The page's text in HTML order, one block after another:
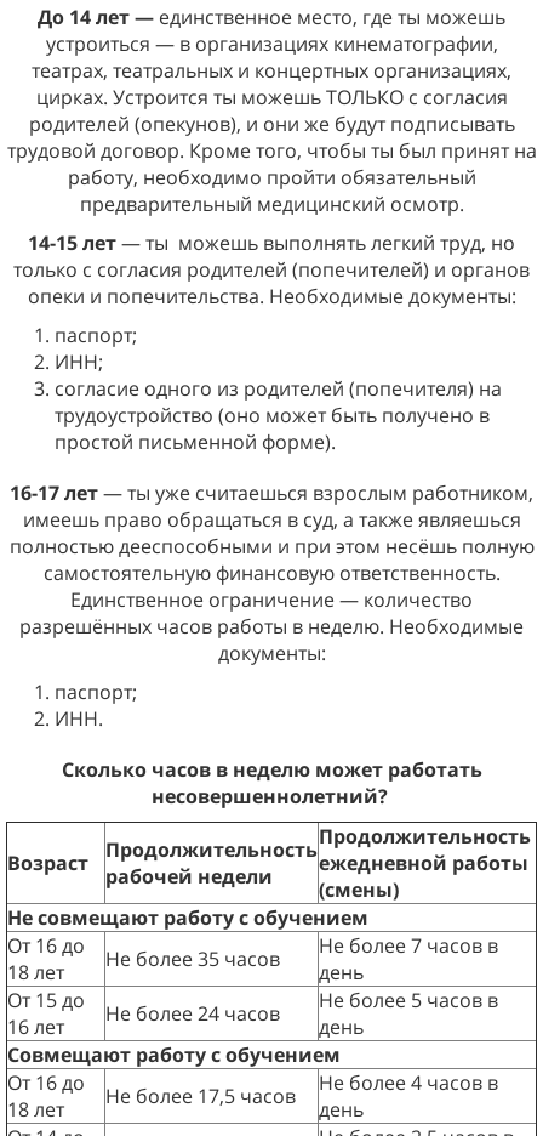
До 14 лет — единственное место, где ты можешь
устроиться — в организациях кинематографии,
театрах, театральных и концертных организациях,
цирках. Устроится ты можешь ТОЛЬКО с согласия
родителей (опекунов), и они же будут подписывать
трудовой договор. Кроме того, чтобы ты был принят на
работу, необходимо пройти обязательный
предварительный медицинский осмотр.
14-15 лет— ты можешь выполнять легкий труд, но
только с согласия родителей (попечителей) и органов
опеки и попечительства. Необходимые документы:
паспорт;
ИНН;
согласие одного из родителей (попечителя) на
трудоустройство (оно может быть получено в
простой письменной форме).
16-17 лет— ты уже считаешься взрослым работником,
имеешь право обращаться в суд, а также являешься
полностью дееспособными и при этом несёшь полную
самостоятельную финансовую ответственность.
Единственное ограничение — количество
разрешённых часов работы в неделю. Необходимые
документы:
паспорт;
ИНН.
Сколько часов в неделю может работать
несовершеннолетний?
Возраст
Продолжительность
рабочей недели
Продолжительность
ежедневной работы
(смены)
Не совмещают работу с обучением
От 16 до
18 лет
Не более 35 часов
Не более 7 часов в
день
От 15 до
16 лет
Не более 24 часов
Не более 5 часов в
день
Совмещают работу с обучением
От 16 до
18 лет
Не более 17,5 часов
Не более 4 часов в
день